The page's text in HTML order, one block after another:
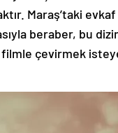
beraber, bu
çevirmek